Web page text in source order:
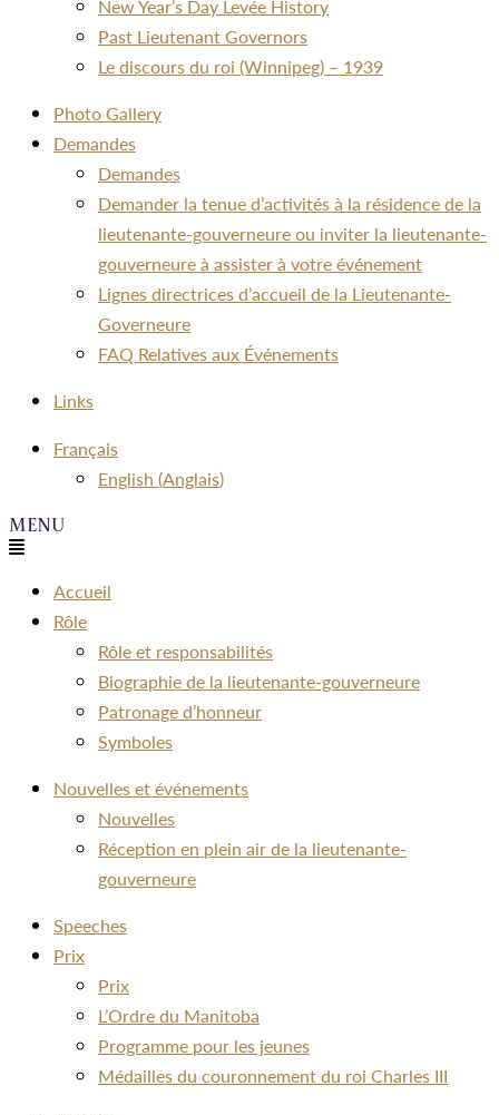
New Year’s Day Levée History
Past Lieutenant Governors
Le discours du roi (Winnipeg) – 1939
Photo Gallery
Demandes
Demandes
Demander la tenue d’activités à la résidence de la
lieutenante-gouverneure ou inviter la lieutenante-
gouverneure à assister à votre événement
Lignes directrices d’accueil de la Lieutenante-
Governeure
FAQ Relatives aux Événements
Links
Menu
Français
English (Anglais)
Accueil
Rôle
Rôle et responsabilités
Biographie de la lieutenante-gouverneure
Patronage d’honneur
Symboles
Nouvelles et événements
Nouvelles
Réception en plein air de la lieutenante-
gouverneure
Speeches
Prix
Prix
L’Ordre du Manitoba
Programme pour les jeunes
Médailles du couronnement du roi Charles III